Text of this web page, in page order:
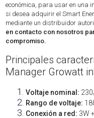
económica, para usar en una
si desea adquirir el Smart
mediante un distribuidor
en contacto con nosotros
compromiso.
Principales
Manager Growatt
Voltaje nominal:
Rango de voltaje:
Conexión a red: 3W